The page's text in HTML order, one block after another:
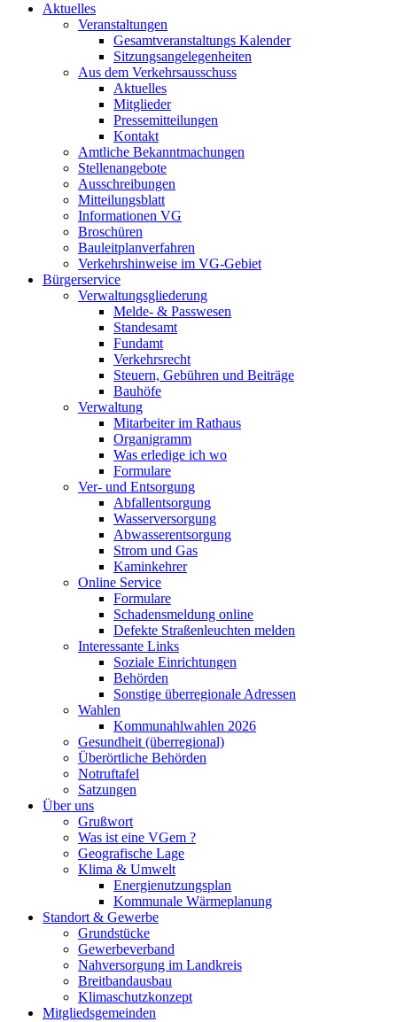
Aktuelles
Veranstaltungen
Gesamtveranstaltungs Kalender
Sitzungsangelegenheiten
Aus dem Verkehrsausschuss
Aktuelles
Mitglieder
Pressemitteilungen
Kontakt
Amtliche Bekanntmachungen
Stellenangebote
Ausschreibungen
Mitteilungsblatt
Informationen VG
Broschüren
Bauleitplanverfahren
Verkehrshinweise im VG-Gebiet
Bürgerservice
Verwaltungsgliederung
Melde- & Passwesen
Standesamt
Fundamt
Verkehrsrecht
Steuern, Gebühren und Beiträge
Bauhöfe
Verwaltung
Mitarbeiter im Rathaus
Organigramm
Was erledige ich wo
Formulare
Ver- und Entsorgung
Abfallentsorgung
Wasserversorgung
Abwasserentsorgung
Strom und Gas
Kaminkehrer
Online Service
Formulare
Schadensmeldung online
Defekte Straßenleuchten melden
Interessante Links
Soziale Einrichtungen
Behörden
Sonstige überregionale Adressen
Wahlen
Kommunahlwahlen 2026
Gesundheit (überregional)
Überörtliche Behörden
Notruftafel
Satzungen
Über uns
Grußwort
Was ist eine VGem ?
Geografische Lage
Klima & Umwelt
Energienutzungsplan
Kommunale Wärmeplanung
Standort & Gewerbe
Grundstücke
Gewerbeverband
Nahversorgung im Landkreis
Breitbandausbau
Klimaschutzkonzept
Mitgliedsgemeinden